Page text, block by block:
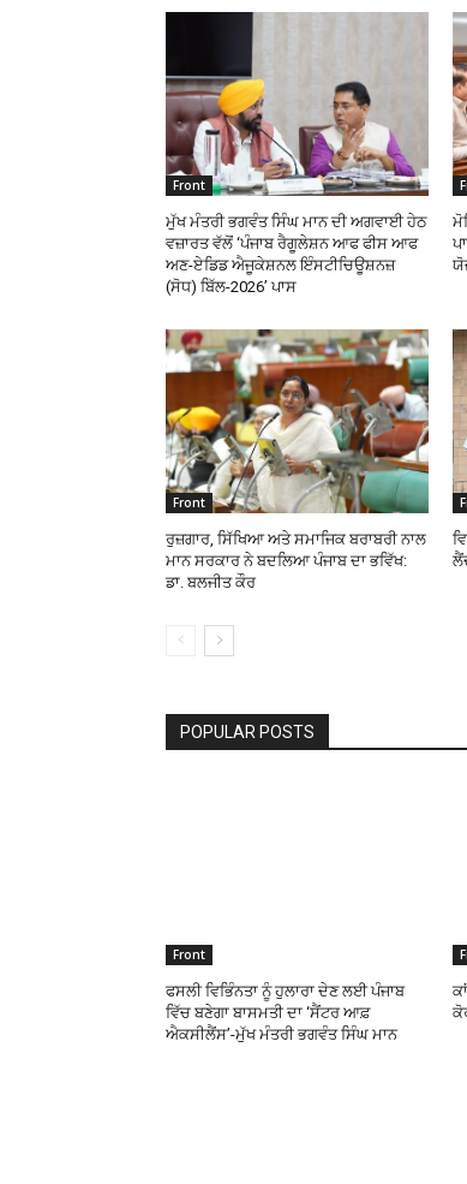
Front
ਮੁੱਖ ਮੰਤਰੀ ਭਗਵੰਤ ਸਿੰਘ ਮਾਨ ਦੀ ਅਗਵਾਈ ਹੇਠ
ਵਜ਼ਾਰਤ ਵੱਲੋਂ ‘ਪੰਜਾਬ ਰੈਗੂਲੇਸ਼ਨ ਆਫ ਫੀਸ ਆਫ
ਅਣ-ਏਡਿਡ ਐਜੂਕੇਸ਼ਨਲ ਇੰਸਟੀਚਿਊਸ਼ਨਜ਼
(ਸੋਧ) ਬਿੱਲ-2026’ ਪਾਸ
Front
ਰੁਜ਼ਗਾਰ, ਸਿੱਖਿਆ ਅਤੇ ਸਮਾਜਿਕ ਬਰਾਬਰੀ ਨਾਲ
ਮਾਨ ਸਰਕਾਰ ਨੇ ਬਦਲਿਆ ਪੰਜਾਬ ਦਾ ਭਵਿੱਖ:
ਡਾ. ਬਲਜੀਤ ਕੌਰ
POPULAR POSTS
Front
ਫਸਲੀ ਵਿਭਿੰਨਤਾ ਨੂੰ ਹੁਲਾਰਾ ਦੇਣ ਲਈ ਪੰਜਾਬ
ਵਿੱਚ ਬਣੇਗਾ ਬਾਸਮਤੀ ਦਾ ‘ਸੈਂਟਰ ਆਫ਼
ਐਕਸੀਲੈਂਸ’-ਮੁੱਖ ਮੰਤਰੀ ਭਗਵੰਤ ਸਿੰਘ ਮਾਨ